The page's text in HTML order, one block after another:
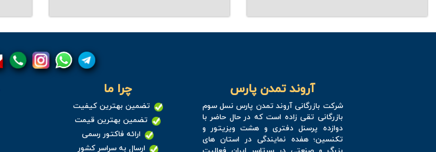
آروند تمدن پارس
شرکت بازرگانی آروند تمدن پارس نسل سوم
بازرگانی تقی زاده است که در حال حاضر با
دوازده پرسنل دفتری و هشت ویزیتور و
تکنسین؛ هفده نمایندگی در استان های
چرا ما
تضمین بهترین کیفیت
تضمین بهترین قیمت
ارائه فاکتور رسمی
ارسال به سراسر کشور